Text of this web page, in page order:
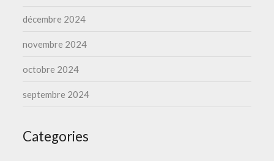
décembre 2024
novembre 2024
octobre 2024
septembre 2024
Categories